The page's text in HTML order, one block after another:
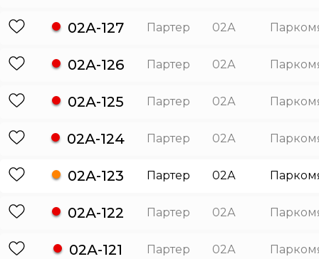
02А-127 Партер 02А
02А-126 Партер 02А
02А-125 Партер 02А
02А-124 Партер 02А
02А-123 Партер 02А
02А-122 Партер 02А
02А-121 Партер 02А